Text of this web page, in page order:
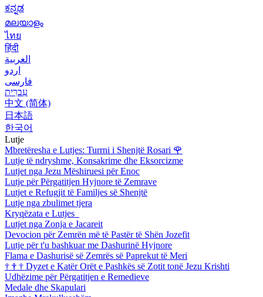
ಕನ್ನಡ
മലയാളം
ไทย
हिंदी
العربية
اردو
فارسی
עִברִית
中文 (简体)
日本語
한국어
Lutje
Mbretëresha e Lutjes: Turrni i Shenjtë Rosari 🌹
Lutje të ndryshme, Konsakrime dhe Eksorcizme
Lutjet nga Jezu Mëshiruesi për Enoc
Lutje për Përgatitjen Hyjnore të Zemrave
Lutjet e Refugjit të Familjes së Shenjtë
Lutje nga zbulimet tjera
Kryqëzata e Lutjes
Lutjet nga Zonja e Jacareit
Devocion për Zemrën më të Pastër të Shën Jozefit
Lutje për t'u bashkuar me Dashurinë Hyjnore
Flama e Dashurisë së Zemrës së Paprekut të Meri
† † † Dyzet e Katër Orët e Pashkës së Zotit tonë Jezu Krishti
Udhëzime për Përgatitjen e Remedieve
Medale dhe Skapulari